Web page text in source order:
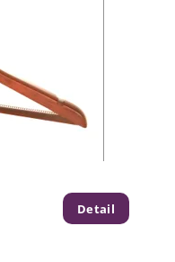
Detail